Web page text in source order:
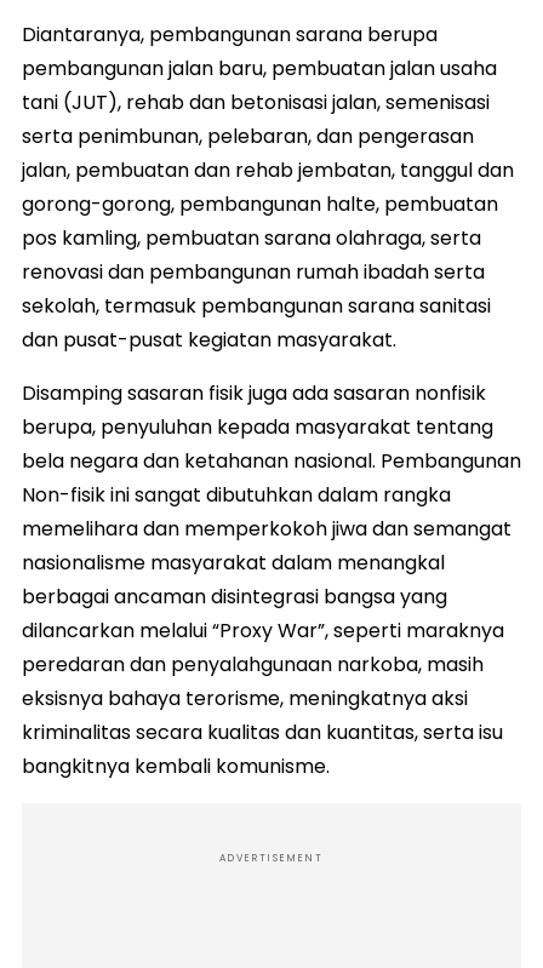
Diantaranya, pembangunan sarana berupa
pembangunan jalan baru, pembuatan jalan usaha
tani (JUT), rehab dan betonisasi jalan, semenisasi
serta penimbunan, pelebaran, dan pengerasan
jalan, pembuatan dan rehab jembatan, tanggul dan
gorong-gorong, pembangunan halte, pembuatan
pos kamling, pembuatan sarana olahraga, serta
renovasi dan pembangunan rumah ibadah serta
sekolah, termasuk pembangunan sarana sanitasi
dan pusat-pusat kegiatan masyarakat.
Disamping sasaran fisik juga ada sasaran nonfisik
berupa, penyuluhan kepada masyarakat tentang
bela negara dan ketahanan nasional. Pembangunan
Non-fisik ini sangat dibutuhkan dalam rangka
memelihara dan memperkokoh jiwa dan semangat
nasionalisme masyarakat dalam menangkal
berbagai ancaman disintegrasi bangsa yang
dilancarkan melalui “Proxy War”, seperti maraknya
peredaran dan penyalahgunaan narkoba, masih
eksisnya bahaya terorisme, meningkatnya aksi
kriminalitas secara kualitas dan kuantitas, serta isu
bangkitnya kembali komunisme.
ADVERTISEMENT